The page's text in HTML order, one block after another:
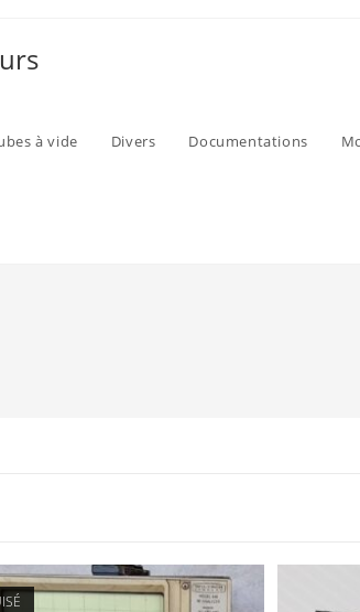
à vide Divers Documentations